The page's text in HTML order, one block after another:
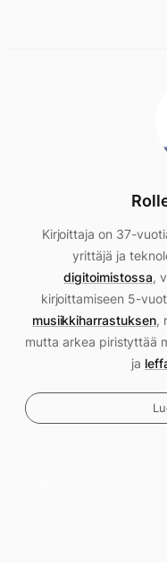
Kirjoittaja on 37-
yrittäjä ja
digitoimistossa,
kirjoittamiseen 5-
musiikkiharrastuksen,
mutta arkea piristyttää
ja